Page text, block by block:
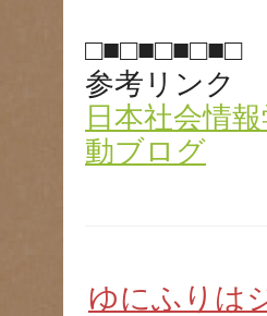
□■□■□■□■□
参考リンク
日本社会情
動ブログ
ゆにふりは